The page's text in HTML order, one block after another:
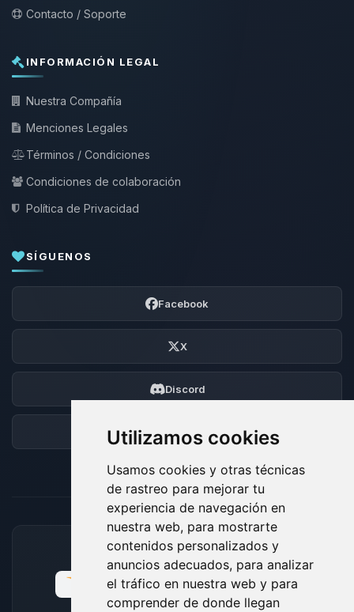
Utilizamos cookies
Usamos cookies y otras técnicas
de rastreo para mejorar tu
experiencia de navegación en
nuestra web, para mostrarte
contenidos personalizados y
anuncios adecuados, para analizar
el tráfico en nuestra web y para
comprender de donde llegan
Contacto / Soporte
INFORMACIÓN LEGAL
Nuestra Compañía
Menciones Legales
Términos / Condiciones
Condiciones de colaboración
Política de Privacidad
SÍGUENOS
Facebook
X
Discord
Foro
MÉTODOS DE PAGO ACEPTADOS